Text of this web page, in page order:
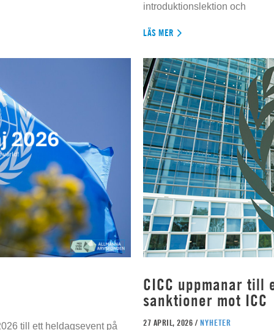
introduktionslektion och
LÄS MER
till ett heldagsevent på
CICC uppmanar till
sanktioner mot ICC
27 APRIL, 2026 / NYHETER